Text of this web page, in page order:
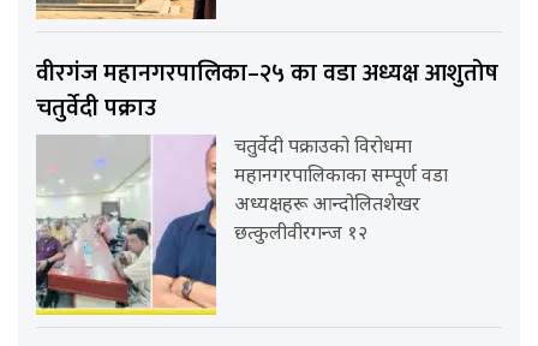
वीरगंज महानगरपालिका–२५ का वडा अध्यक्ष आशुतोष
चतुर्वेदी पक्राउ
चतुर्वेदी पक्राउको विरोधमा
महानगरपालिकाका सम्पूर्ण वडा
अध्यक्षहरू आन्दोलितशेखर
छत्कुलीवीरगन्ज १२